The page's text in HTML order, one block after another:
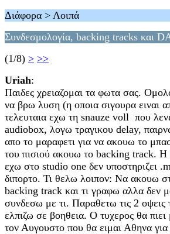
Διάφορα > Λοιπά
Συνδεσμολογία, backing tracks και
(1/8) > >>
Uriah:
Παιδες χρειαζομαι τα φωτα σας.
να βρω λυση (η οποια σιγουρα ειναι
τελευταια εχω τη snauze voll που
audiobox, λογω τραγικου delay,
απο το μαραφετι για να ακουω το
του πισιού ακουω το backing track.
εχω στο studio one δεν υποστηριζει
διπορτο. Τι θελω λοιπον: Να ακουω
backing track και τι γραφω αλλα δεν
συνδεσω με τι. Παραθετω τις 2 οψεις
ελπιζω σε βοηθεια. Ο τυχερος θα
τον Αυγουστο που θα ειμαι Αθηνα